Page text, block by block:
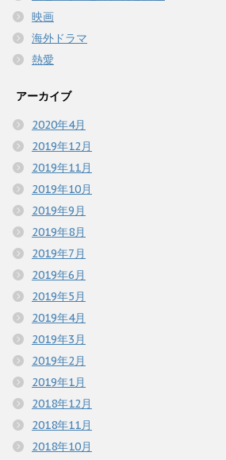
映画
海外ドラマ
熱愛
アーカイブ
2020年4月
2019年12月
2019年11月
2019年10月
2019年9月
2019年8月
2019年7月
2019年6月
2019年5月
2019年4月
2019年3月
2019年2月
2019年1月
2018年12月
2018年11月
2018年10月